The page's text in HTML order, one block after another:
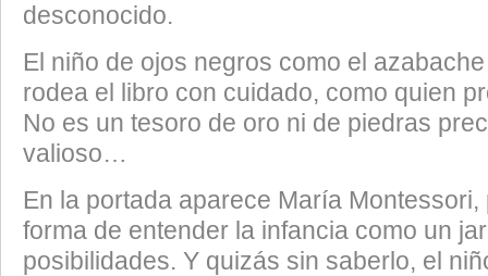
desconocido.
El niño de ojos negros como el
rodea el libro con cuidado, como quien
No es un tesoro de oro ni de piedras
valioso…
En la portada aparece María
forma de entender la infancia como un
posibilidades. Y quizás sin saberlo, el